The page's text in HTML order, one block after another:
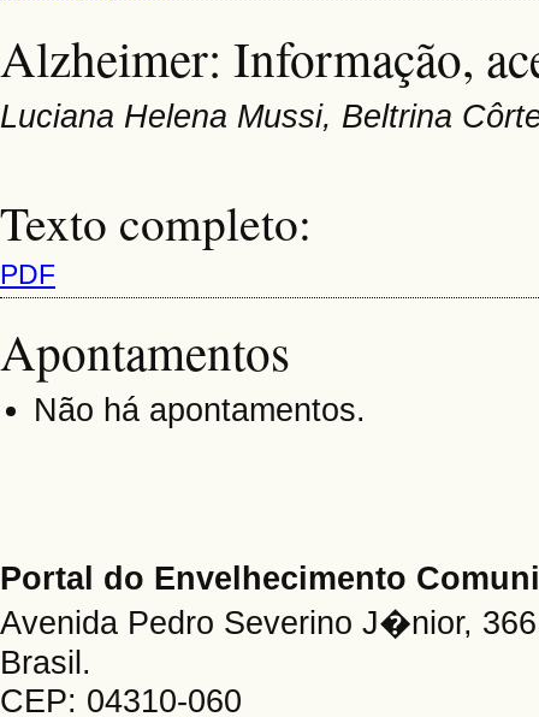
Alzheimer: Informação,
Luciana Helena Mussi, Beltrina
Texto completo:
PDF
Apontamentos
Não há apontamentos.
Portal do Envelhecimento
Avenida Pedro Severino J�nior,
Brasil.
CEP: 04310-060